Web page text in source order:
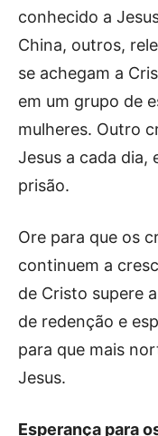
conhecido a
China, outros,
se achegam a
em um grupo de
mulheres. Outro
Jesus a cada dia,
prisão.
Ore para que os
continuem a
de Cristo supere
de redenção e
para que mais
Jesus.
Esperança para